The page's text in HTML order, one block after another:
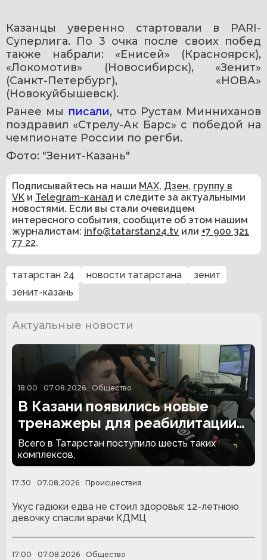
Казанцы уверенно стартовали в PARI-
Суперлига. По 3 очка после своих побед
также набрали: «Енисей» (Красноярск),
«Локомотив» (Новосибирск), «Зенит»
(Санкт-Петербург), «НОВА»
(Новокуйбышевск).
Ранее мы писали, что Рустам Минниханов
поздравил «Стрелу-Ак Барс» с победой на
чемпионате России по регби.
Фото: "Зенит-Казань"
Подписывайтесь на наши MAX, Дзен, группу в
VK и Telegram-канал и следите за актуальными
новостями. Если вы стали очевидцем
интересного события, сообщите об этом нашим
журналистам: info@tatarstan24.tv или +7 900 321
77 22.
татарстан 24 новости татарстана
зенит
зенит-казань
Актуальные новости
18:00 07.08.2026 Общество
В Казани появились новые
тренажеры для реабилитации
людей с ампутациями
Всего в Татарстан поступило шесть таких
комплексов,
17:30 07.08.2026 Происшествия
Укус гадюки едва не стоил здоровья: 12-летнюю
девочку спасли врачи КДМЦ
17:00 07.08.2026 Общество